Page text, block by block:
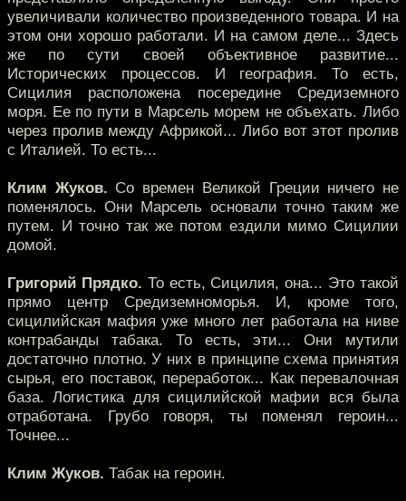
увеличивали количество произведенного товара. И на
этом они хорошо работали. И на самом деле... Здесь
же по сути своей объективное развитие...
Исторических процессов. И география. То есть,
Сицилия расположена посередине Средиземного
моря. Ее по пути в Марсель морем не объехать. Либо
через пролив между Африкой... Либо вот этот пролив
с Италией. То есть...
Клим Жуков. Со времен Великой Греции ничего не
поменялось. Они Марсель основали точно таким же
путем. И точно так же потом ездили мимо Сицилии
домой.
Григорий Прядко. То есть, Сицилия, она... Это такой
прямо центр Средиземноморья. И, кроме того,
сицилийская мафия уже много лет работала на ниве
контрабанды табака. То есть, эти... Они мутили
достаточно плотно. У них в принципе схема принятия
сырья, его поставок, переработок... Как перевалочная
база. Логистика для сицилийской мафии вся была
отработана. Грубо говоря, ты поменял героин...
Точнее...
Клим Жуков. Табак на героин.